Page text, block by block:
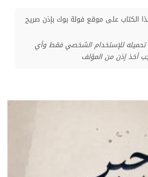
الكتاب على موقع فولة بوك بإذن صريح
تحميله للإستخدام الشخصي فقط وأي
أخذ إذن من المؤلف